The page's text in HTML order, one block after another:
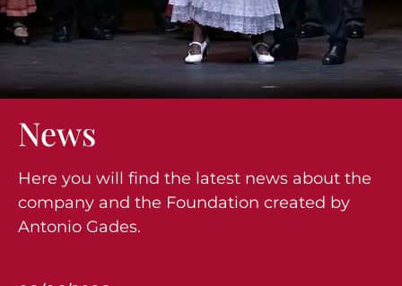
News
Here you will find the latest news about the
company and the Foundation created by
Antonio Gades.